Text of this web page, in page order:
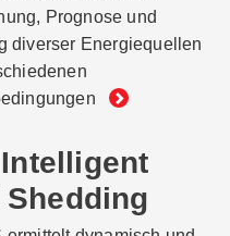
Prognose und
diverser Energiequellen
Shedding